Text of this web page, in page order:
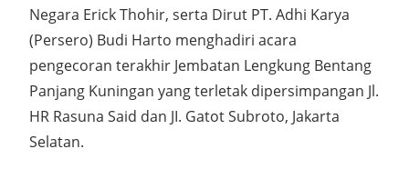
Negara Erick Thohir, serta Dirut PT. Adhi Karya
(Persero) Budi Harto menghadiri acara
pengecoran terakhir Jembatan Lengkung Bentang
Panjang Kuningan yang terletak dipersimpangan Jl.
HR Rasuna Said dan JI. Gatot Subroto, Jakarta
Selatan.